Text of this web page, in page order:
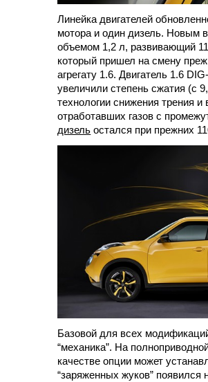
Линейка двигателей
мотора и один дизель. Новым
объемом 1,2 л, развивающий
который пришел на смену
агрегату 1.6. Двигатель 1.6
увеличили степень сжатия (с
технологии снижения трения
отработавших газов с
дизель остался при прежних
Базовой для всех
“механика”. На
качестве опции может
“заряженных жуков” появился